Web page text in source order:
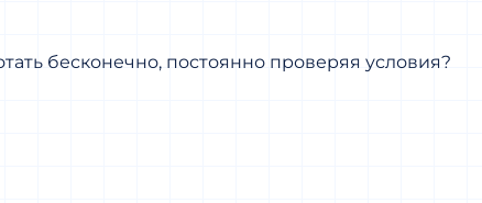
бесконечно, постоянно проверяя условия?